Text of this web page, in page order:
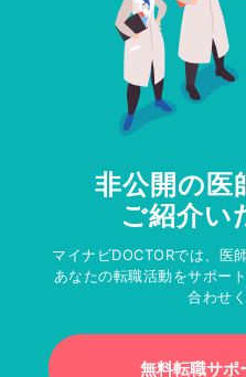
非公開の医
ご紹介い
マイナビDOCTORでは、医
あなたの転職活動をサポー
合わせ
無料転職サポ